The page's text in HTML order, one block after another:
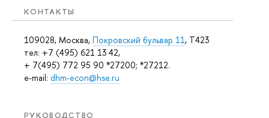
КОНТАКТЫ
109028, Москва, Покровский бульвар 11, T423
тел: +7 (495) 621 13 42,
+ 7(495) 772 95 90 *27200; *27212.
e-mail: dhm-econ@hse.ru
РУКОВОДСТВО